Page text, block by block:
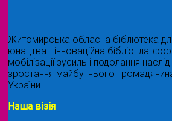
Житомирська обласна бібліотека
юнацтва - інноваційна
мобілізації зусиль і подолання
зростання майбутнього
України.
Наша візія